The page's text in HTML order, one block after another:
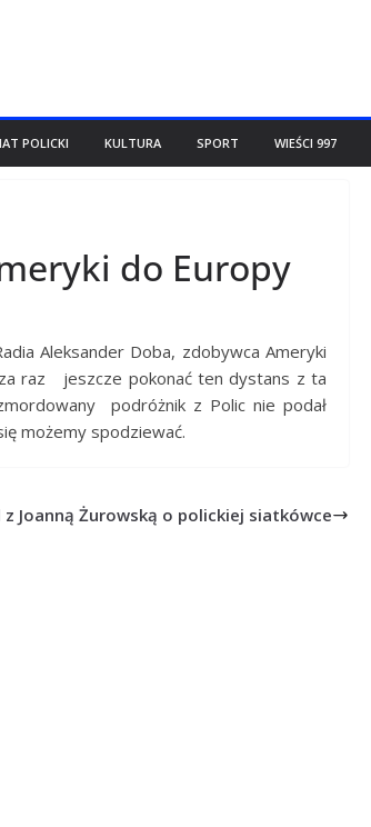
POLICKI KULTURA SPORT WIEŚCI 997
do Europy
Aleksander Doba, zdobywca Ameryki
raz jeszcze pokonać ten dystans z ta
podróżnik z Polic nie podał
możemy spodziewać.
z Joanną Żurowską o polickiej siatkówce